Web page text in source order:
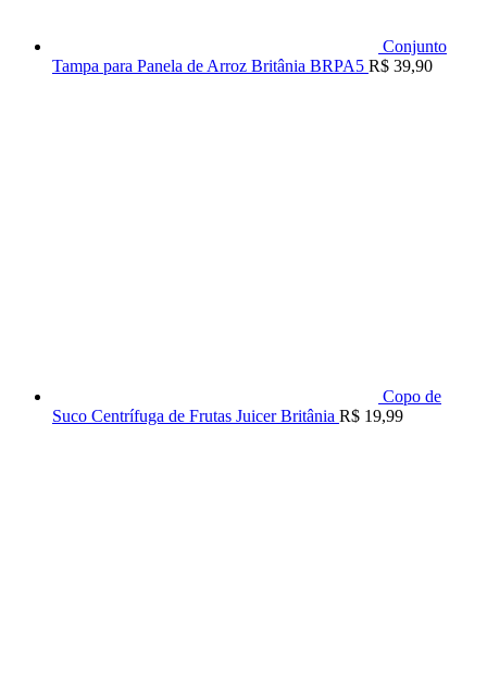
Conjunto
Tampa para Panela de Arroz Britânia BRPA5 R$ 39,90
Copo de
Suco Centrífuga de Frutas Juicer Britânia R$ 19,99